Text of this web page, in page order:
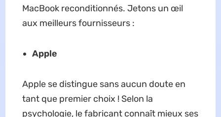
MacBook reconditionnés. Jetons un œil
aux meilleurs fournisseurs :
Apple
Apple se distingue sans aucun doute en
tant que premier choix ! Selon la
psychologie, le fabricant connaît mieux ses